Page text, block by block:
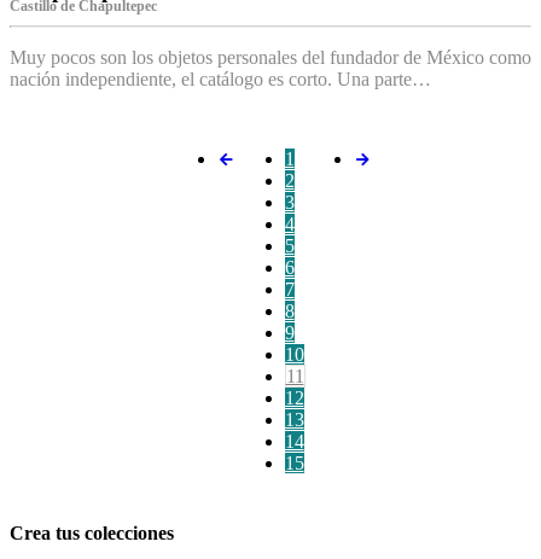
Castillo de Chapultepec
Muy pocos son los objetos personales del fundador de México como
nación independiente, el catálogo es corto. Una parte…
1
2
3
4
5
6
7
8
9
10
11
12
13
14
15
Crea tus colecciones